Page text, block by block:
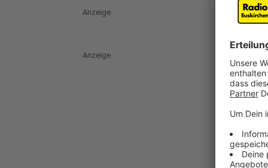
Anzeige
Anzeige